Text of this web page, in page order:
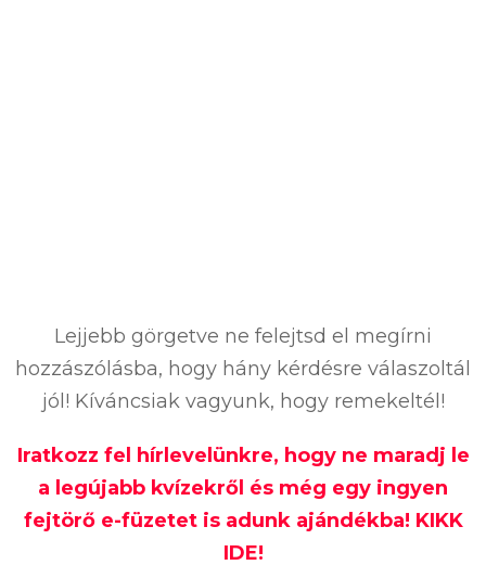
Lejjebb görgetve ne felejtsd el megírni
hozzászólásba, hogy hány kérdésre válaszoltál
jól! Kíváncsiak vagyunk, hogy remekeltél!
Iratkozz fel hírlevelünkre, hogy ne maradj le
a legújabb kvízekről és még egy ingyen
fejtörő e-füzetet is adunk ajándékba! KIKK
IDE!